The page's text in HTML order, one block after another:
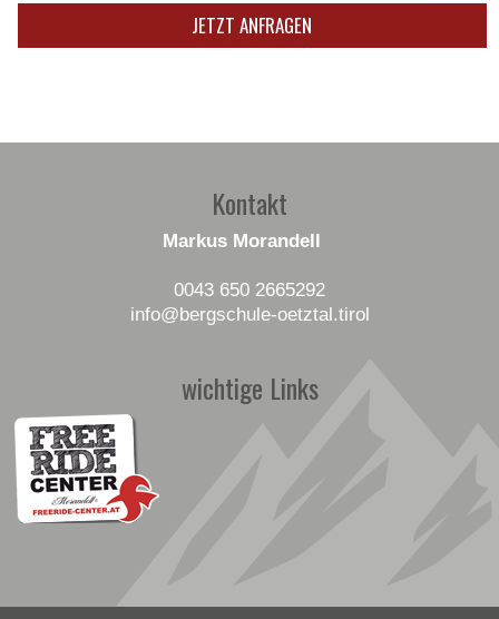
Kontakt
Markus Morandell
0043 650 2665292
info@bergschule-oetztal.tirol
wichtige Links